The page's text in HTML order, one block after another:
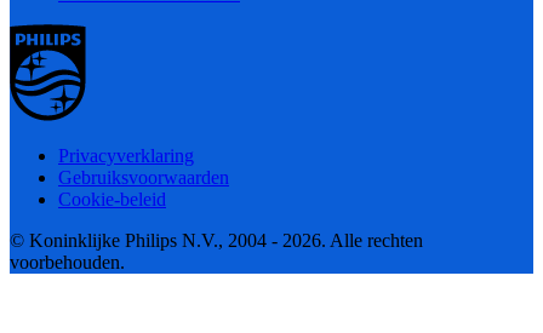
Privacyverklaring
Gebruiksvoorwaarden
Cookie-beleid
© Koninklijke Philips N.V., 2004 - 2026. Alle rechten
voorbehouden.